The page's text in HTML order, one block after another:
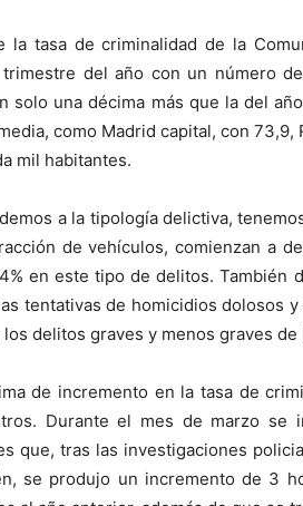
la tasa de criminalidad de la
del año con un número
solo una décima más que la del
como Madrid capital, con 73,9,
mil habitantes.
a la tipología delictiva,
de vehículos, comienzan a
en este tipo de delitos. También
las tentativas de homicidios dolosos
los delitos graves y menos graves
de incremento en la tasa de
Durante el mes de marzo se
que, tras las investigaciones
se produjo un incremento de 3